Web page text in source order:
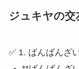
ジュキヤの交
✅ 1. ばんばんざ